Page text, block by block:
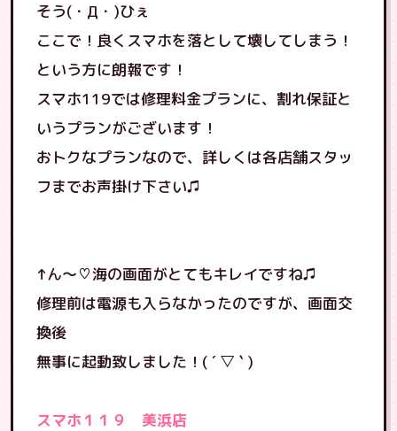
そう(・Д・)ひぇ
ここで！良くスマホを落として壊してしまう！
という方に朗報です！
スマホ119では修理料金プランに、割れ保証と
いうプランがございます！
おトクなプランなので、詳しくは各店舗スタッ
フまでお声掛け下さい♫
↑ん〜♡海の画面がとてもキレイですね♫
修理前は電源も入らなかったのですが、画面交
換後
無事に起動致しました！( ´ ▽ ` )
スマホ１１９ 美浜店